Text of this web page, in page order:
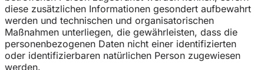
diese zusätzlichen Informationen gesondert aufbewahrt
werden und technischen und organisatorischen
Maßnahmen unterliegen, die gewährleisten, dass die
personenbezogenen Daten nicht einer identifizierten
oder identifizierbaren natürlichen Person zugewiesen
werden.